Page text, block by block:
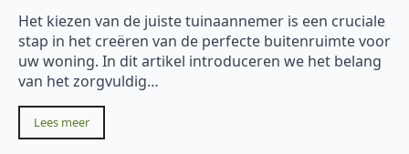
Het kiezen van de juiste tuinaannemer is een cruciale
stap in het creëren van de perfecte buitenruimte voor
uw woning. In dit artikel introduceren we het belang
van het zorgvuldig…
Lees meer